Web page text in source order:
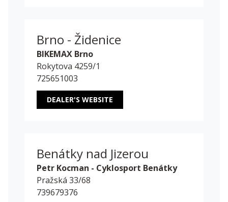
Brno - Židenice
BIKEMAX Brno
Rokytova 4259/1
725651003
DEALER'S WEBSITE
Benátky nad Jizerou
Petr Kocman - Cyklosport Benátky
Pražská 33/68
739679376